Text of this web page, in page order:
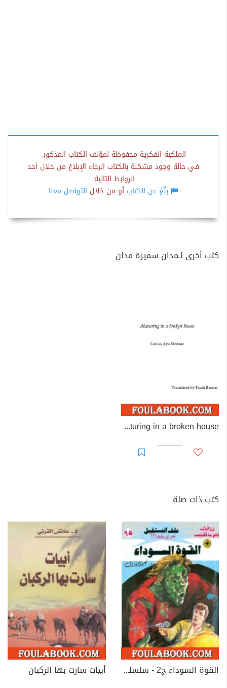
الملكية الفكرية محفوظة لمؤلف الكتاب المذكور.
في حالة وجود مشكلة بالكتاب الرجاء الإبلاغ من خلال أحد
الروابط التالية:
بلّغ عن الكتاب أو من خلال التواصل معنا
كتب أخرى لـمدان سميرة مدان
Maturing in a broken house
كتب ذات صلة
القوة السوداء ج2 - سلسلة ملف المستقبل
أبيات سارت بها الركبان